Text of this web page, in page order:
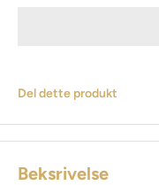
Del dette produkt
Beksrivelse